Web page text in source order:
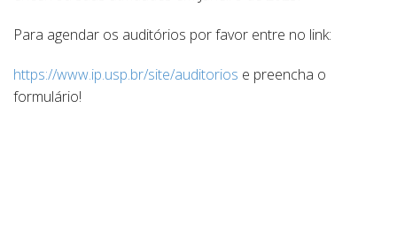
Para agendar os auditórios por favor entre no link:
https://www.ip.usp.br/site/auditorios e preencha o
formulário!